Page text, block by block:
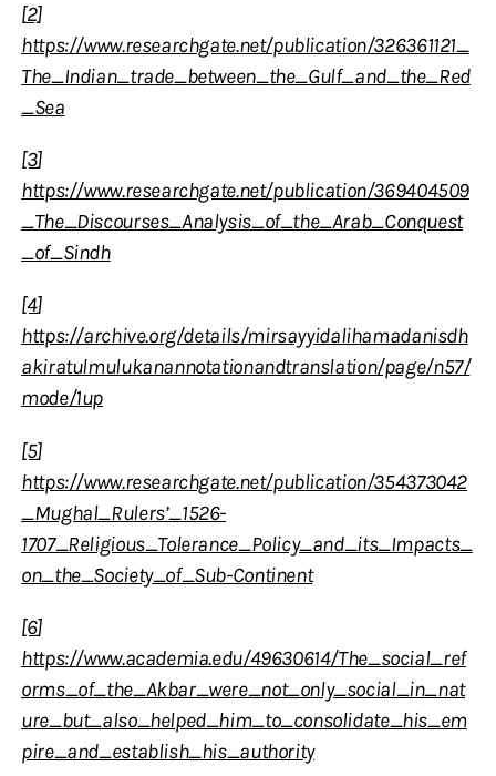
[2]
https://www.researchgate.net/publication/326361121_
The_Indian_trade_between_the_Gulf_and_the_Red
_Sea
[3]
https://www.researchgate.net/publication/369404509
_The_Discourses_Analysis_of_the_Arab_Conquest
_of_Sindh
[4]
https://archive.org/details/mirsayyidalihamadanisdh
akiratulmulukanannotationandtranslation/page/n57/
mode/1up
[5]
https://www.researchgate.net/publication/354373042
_Mughal_Rulers’_1526-
1707_Religious_Tolerance_Policy_and_its_Impacts_
on_the_Society_of_Sub-Continent
[6]
https://www.academia.edu/49630614/The_social_ref
orms_of_the_Akbar_were_not_only_social_in_nat
ure_but_also_helped_him_to_consolidate_his_em
pire_and_establish_his_authority